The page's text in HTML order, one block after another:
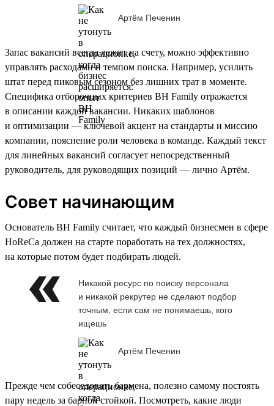
Артём Печенин
Запас вакансий всегда лежит на счету, можно эффективно
управлять расходами и темпом поиска. Например, усилить
штат перед пиковым сезоном без лишних трат в моменте.
Специфика отборочных критериев BH Family отражается
в описании каждой вакансии. Никаких шаблонов
и оптимизации — ключевой акцент на стандарты и миссию
компании, пояснение роли человека в команде. Каждый текст
для линейных вакансий согласует непосредственный
руководитель, для руководящих позиций — лично Артём.
Совет начинающим
Основатель BH Family считает, что каждый бизнесмен в сфере
HoReCa должен на старте поработать на тех должностях,
на которые потом будет подбирать людей.
Никакой ресурс по поиску персонала
и никакой рекрутер не сделают подбор
точным, если сам не понимаешь, кого
ищешь
Артём Печенин
Прежде чем собеседовать бармена, полезно самому постоять
пару недель за барной стойкой. Посмотреть, какие люди